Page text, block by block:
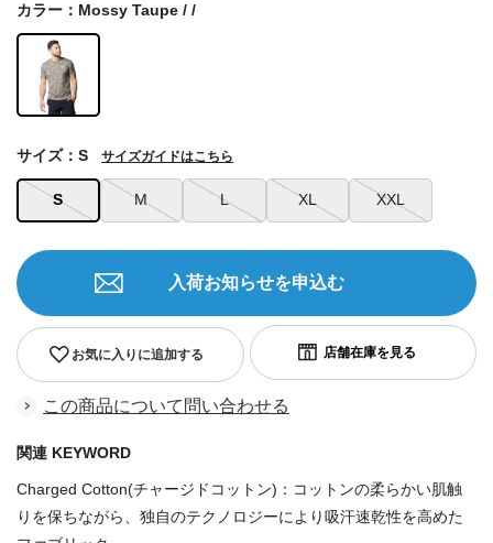
カラー：Mossy Taupe / /
S M L XL XXL
サイズ：S サイズガイドはこちら
お気に入りに追加する
入荷お知らせを申込む
この商品について問い合わせる
関連 KEYWORD
Charged Cotton(チャージドコットン)：コットンの柔らかい肌触
りを保ちながら、独自のテクノロジーにより吸汗速乾性を高めた